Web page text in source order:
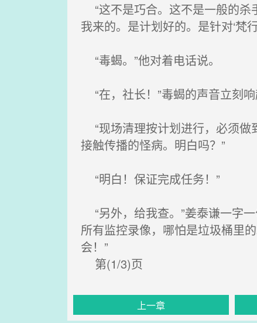
“这不是巧合。这不是一般的杀
我来的。是计划好的。是针对‘梵
“毒蝎。”他对着电话说。
“在，社长！”毒蝎的声音立刻响
“现场清理按计划进行，必须做
接触传播的怪病。明白吗？”
“明白！保证完成任务！”
“另外，给我查。”姜泰谦一字
所有监控录像，哪怕是垃圾桶里
会！”
第(1/3)页
上一章